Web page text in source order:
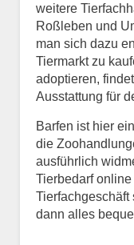
weitere
Roßleben und
man sich dazu
Tiermarkt zu
adoptieren,
Ausstattung für
Barfen ist hier
die
ausführlich
Tierbedarf
Tierfachgeschäft
dann alles